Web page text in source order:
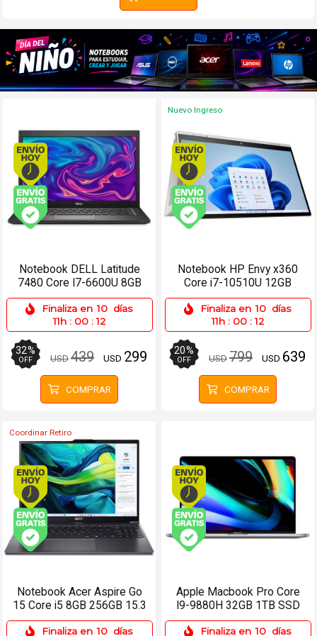
Envío hoy. Comprando antes de 13Hs.
Envío gratis (Ver Envíos y Pagos)
Notebook DELL Latitude
7480 Core I7-6600U 8GB
512SSD 14 Win 11 Pro
Finaliza en 10 días
11h : 00 : 12
32%
OFF USD439 USD 299
COMPRAR
Nuevo Ingreso
Envío hoy.
Notebook HP Envy x360
Core i7-10510U 12GB
256SSD 15.6 FHD Táctil
Finaliza en 10 días
11h : 00 : 12
20%
OFF USD799 USD 639
COMPRAR
Coordinar Retiro
Envío hoy. Comprando antes de 13Hs.
Envío gratis (Ver Envíos y Pagos)
Notebook Acer Aspire Go
15 Core i5 8GB 256GB 15.3
FHD+ Win 11
Finaliza en 10 días
Envío hoy.
Apple Macbook Pro Core
I9-9880H 32GB 1TB SSD
SSD 16 5500M
Finaliza en 10 días